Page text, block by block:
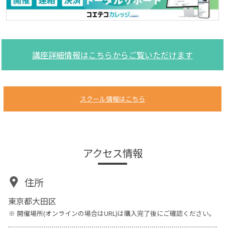
講座詳細情報はこちらからご覧いただけます
スクール情報はこちら
アクセス情報
住所
東京都大田区
開催場所(オンラインの場合はURL)は購入完了後にご確認ください。